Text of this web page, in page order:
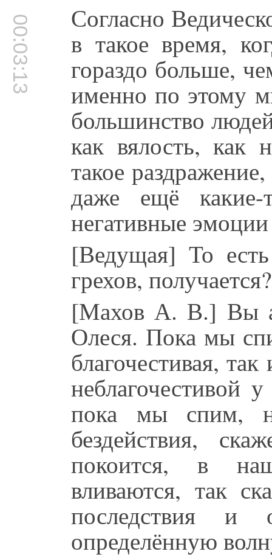
00:03:13 Согласно
в такое время,
гораздо больше,
именно по этому
большинство
как вялость, как
такое
даже ещё какие-
негативные эмоции
[Ведущая] То
грехов, получается?
[Махов А. В.] Вы
Олеся. Пока мы
благочестивая,
неблагочестивой
пока мы спим,
бездействия,
покоится, в
вливаются, так
последствия и
определённую